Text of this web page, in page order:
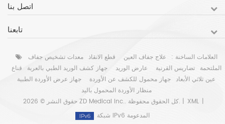
اتصل بنا
تابعنا
العلامات الساخنة : علاج جفاف العين قطع الانقاذ معدات تشخيص جفاف
الملتحمة
تضاريس القرنية عارض الوريد جهاز كشف الوريد الطبي بالعربة
قناع
عين ثلاثي الأبعاد جهاز محمول للكشف عن الأوردة
جهاز عرض الأوردة الطبية
منظار الأوردة المحمول باليد
حقوق النشر © 2026 ZD Medical Inc.. كل الحقوق محفوظة. | XML |
شبكة IPv6 المدعومة